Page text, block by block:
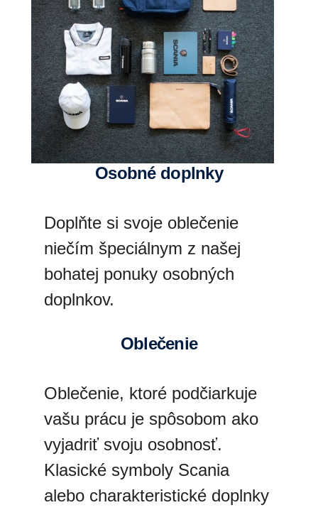
osobné doplnky
Doplňte si svoje oblečenie
niečím špeciálnym z našej
bohatej ponuky osobných
doplnkov.
oblečenie
Oblečenie, ktoré podčiarkuje
vašu prácu je spôsobom ako
vyjadriť svoju osobnosť.
Klasické symboly Scania
alebo charakteristické doplnky